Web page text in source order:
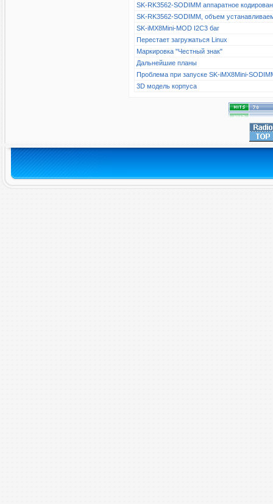
SK-RK3562-SODIMM аппаратное
SK-RK3562-SODIMM, объем
SK-iMX8Mini-MOD I2C3 баг
Перестает загружаться Linux
Маркировка "Честный знак"
Дальнейшие планы
Проблема при запуске SK-iMX8Mini-
3D модель корпуса